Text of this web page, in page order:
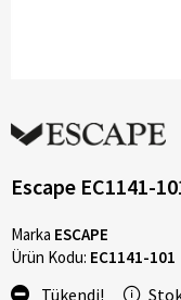
Escape EC1141-
Marka ESCAPE
Ürün Kodu: EC1141-101
Tükendi!